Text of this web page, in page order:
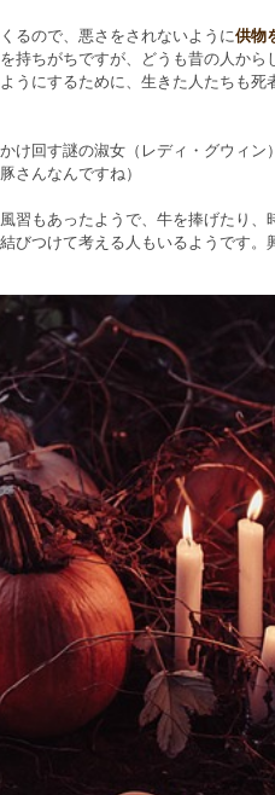
るので、悪さをされないように供物
持ちがちですが、どうも昔の人から
うにするために、生きた人たちも死
回す謎の淑女（レディ・グウィン
さんなんですね）
もあったようで、牛を捧げたり、
びつけて考える人もいるようです